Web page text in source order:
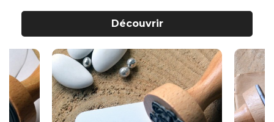
Découvrir